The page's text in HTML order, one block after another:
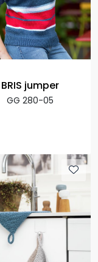
BRIS jumper
GG 280-05